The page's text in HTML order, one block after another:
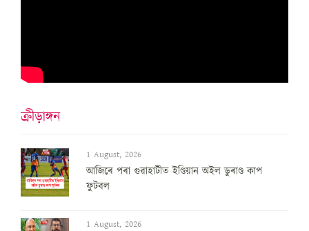
ক্ৰীড়াঙ্গন
1 August, 2026
আজিৰে পৰা গুৱাহাটীত ইণ্ডিয়ান অইল ডুৰাণ্ড কাপ
ফুটবল
1 August, 2026